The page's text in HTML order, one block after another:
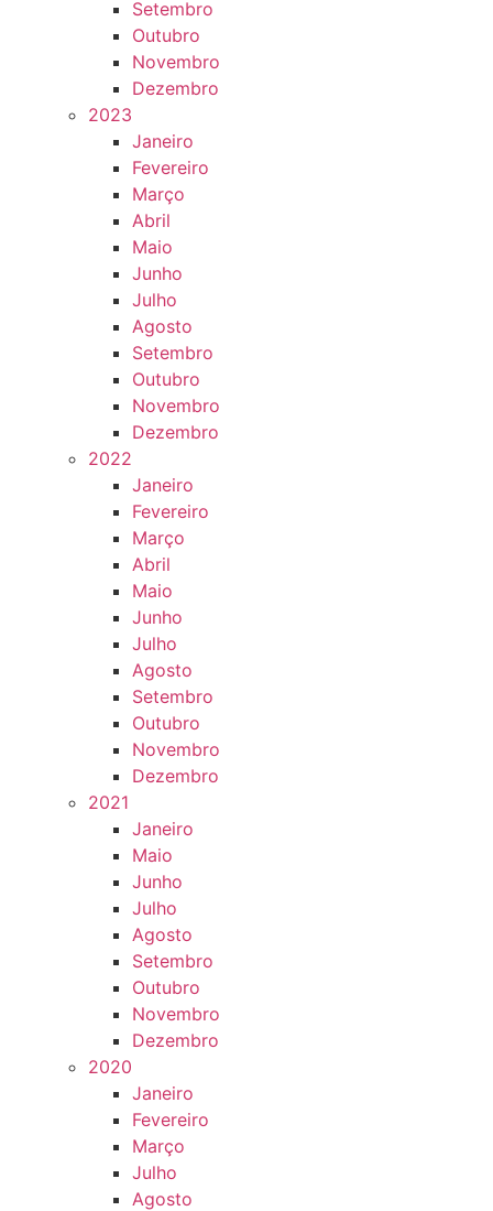
Setembro
Outubro
Novembro
Dezembro
2023
Janeiro
Fevereiro
Março
Abril
Maio
Junho
Julho
Agosto
Setembro
Outubro
Novembro
Dezembro
2022
Janeiro
Fevereiro
Março
Abril
Maio
Junho
Julho
Agosto
Setembro
Outubro
Novembro
Dezembro
2021
Janeiro
Maio
Junho
Julho
Agosto
Setembro
Outubro
Novembro
Dezembro
2020
Janeiro
Fevereiro
Março
Julho
Agosto